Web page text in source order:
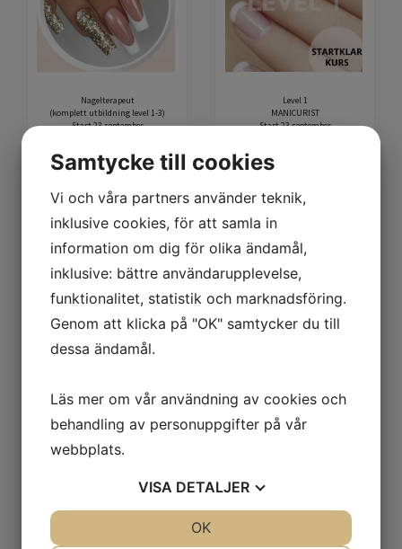
Nagelterapeut
(komplett utbildning level 1-3)
Start 23 september
Level 1
MANICURIST
Start 23 september
Samtycke till cookies
Vi och våra partners använder teknik,
inklusive cookies, för att samla in
information om dig för olika ändamål,
inklusive: bättre användarupplevelse,
funktionalitet, statistik och marknadsföring.
Genom att klicka på "OK" samtycker du till
dessa ändamål.
Läs mer om vår användning av cookies och
behandling av personuppgifter på vår
webbplats.
VISA DETALJER
OK